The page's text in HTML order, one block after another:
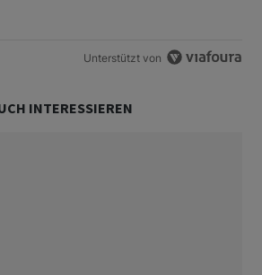
Unterstützt von
INTERESSIEREN